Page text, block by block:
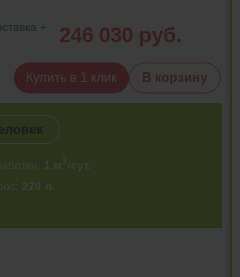
+
246 030 руб.
Купить в 1 клик В корзину
1 м3/сут.
220 л.